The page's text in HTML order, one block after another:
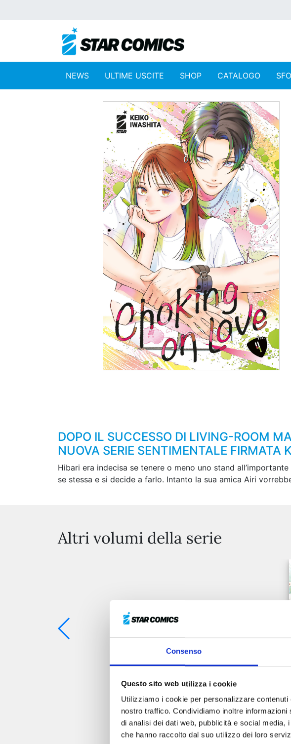
Consenso
Questo sito web utilizza i cookie
Utilizziamo i cookie per personalizzare
nostro traffico. Condividiamo inoltre
di analisi dei dati web, pubblicità e social media,
che hanno raccolto dal suo utilizzo dei loro
NEWS ULTIME USCITE SHOP CATALOGO
DOPO IL SUCCESSO DI LIVING-ROOM
NUOVA SERIE SENTIMENTALE FIRMATA
Hibari era indecisa se tenere o meno uno stand
se stessa e si decide a farlo. Intanto la sua amica Airi
Altri volumi della serie